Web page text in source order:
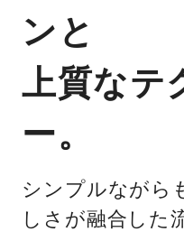
ンと
上質なテ
ー。
シンプルながら
しさが融合した